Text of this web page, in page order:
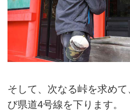
そして、次なる峠を求め
び県道4号線を下ります。